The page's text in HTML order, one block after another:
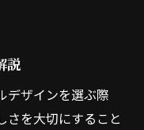
説
デザインを選ぶ際
さを大切にすること